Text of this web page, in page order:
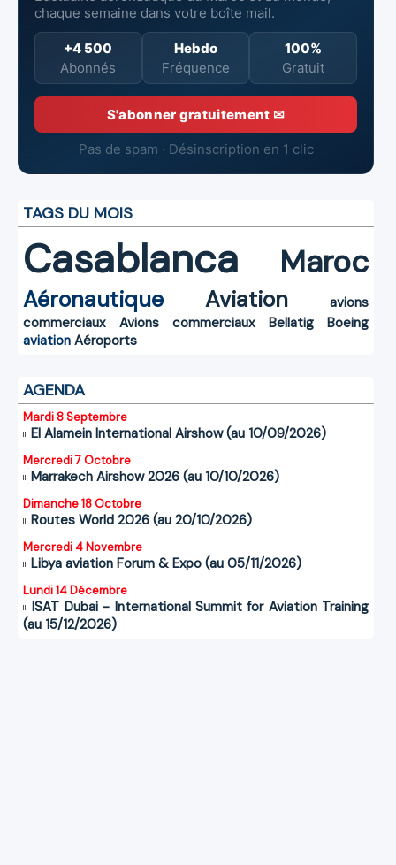
chaque semaine dans votre boîte mail.
+4 500
Abonnés
Hebdo
Fréquence
100%
Gratuit
S'abonner gratuitement ✉
Pas de spam · Désinscription en 1 clic
TAGS DU MOIS
Casablanca Maroc
Aéronautique Aviation
avions
commerciaux
Avions commerciaux Bellatig
Boeing
aviation Aéroports
AGENDA
Mardi 8 Septembre
El Alamein International Airshow (au 10/09/2026)
Mercredi 7 Octobre
Marrakech Airshow 2026 (au 10/10/2026)
Dimanche 18 Octobre
Routes World 2026 (au 20/10/2026)
Mercredi 4 Novembre
Libya aviation Forum & Expo (au 05/11/2026)
Lundi 14 Décembre
ISAT Dubai - International Summit for Aviation Training
(au 15/12/2026)